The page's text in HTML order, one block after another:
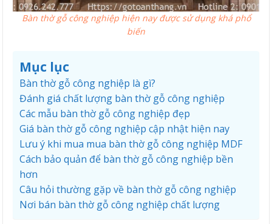
Bàn thờ gỗ công nghiệp hiện nay được sử dụng khá phổ
biến
Mục lục
Bàn thờ gỗ công nghiệp là gì?
Đánh giá chất lượng bàn thờ gỗ công nghiệp
Các mẫu bàn thờ gỗ công nghiệp đẹp
Giá bàn thờ gỗ công nghiệp cập nhật hiện nay
Lưu ý khi mua mua bàn thờ gỗ công nghiệp MDF
Cách bảo quản để bàn thờ gỗ công nghiệp bền
hơn
Câu hỏi thường gặp về bàn thờ gỗ công nghiệp
Nơi bán bàn thờ gỗ công nghiệp chất lượng